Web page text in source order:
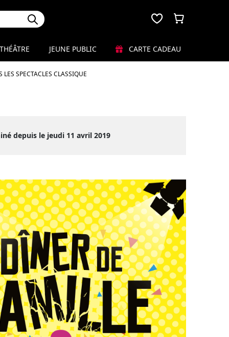
LES SPECTACLES CLASSIQUE
JEUNE PUBLIC CARTE CADEAU
depuis le jeudi 11 avril 2019